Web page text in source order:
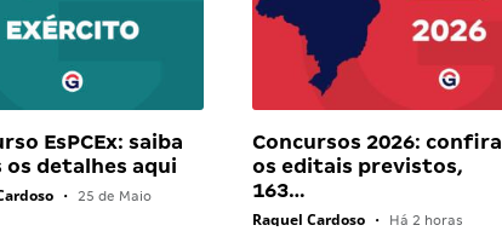
EsPCEx: saiba
detalhes aqui
• 25 de Maio
Concursos 2026: confira
os editais previstos,
163…
Raquel Cardoso • Há 2 horas